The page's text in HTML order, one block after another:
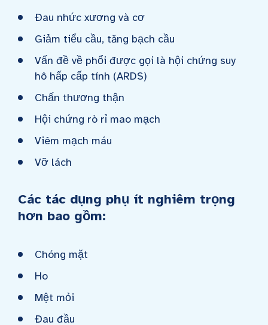
Đau nhức xương và cơ
Giảm tiểu cầu, tăng bạch cầu
Vấn đề về phổi được gọi là hội chứng suy
hô hấp cấp tính (ARDS)
Chấn thương thận
Hội chứng rò rỉ mao mạch
Viêm mạch máu
Vỡ lách
Các tác dụng phụ ít nghiêm trọng
hơn bao gồm:
Chóng mặt
Ho
Mệt mỏi
Đau đầu